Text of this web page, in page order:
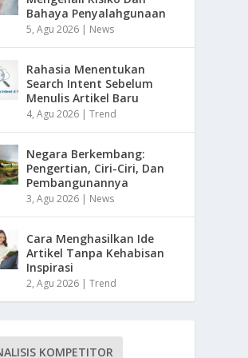
Bahaya Penyalahgunaan
5, Agu 2026 | News
Rahasia Menentukan
Search Intent Sebelum
Menulis Artikel Baru
4, Agu 2026 |Trend
Negara Berkembang:
Pengertian, Ciri-Ciri, Dan
Pembangunannya
3, Agu 2026 | News
Cara Menghasilkan Ide
Artikel Tanpa Kehabisan
Inspirasi
2, Agu 2026 |Trend
KOMPETITOR